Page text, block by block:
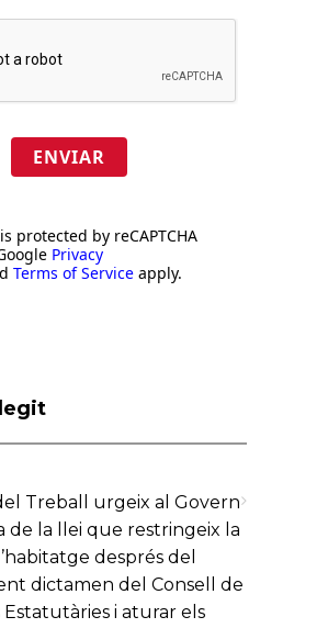
ENVIAR
protected by reCAPTCHA
Privacy
Terms of Service apply.
Treball urgeix al Govern
de la llei que restringeix la
després del
dictamen del Consell de
Estatutàries i aturar els